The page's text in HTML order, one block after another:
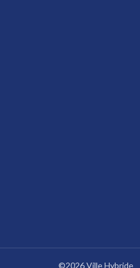
©2026 Ville Hybride